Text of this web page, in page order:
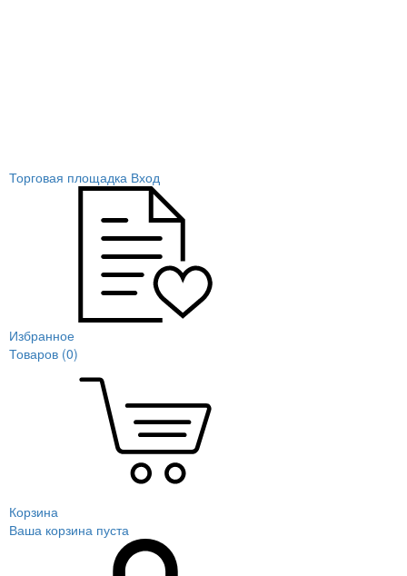
Торговая площадка Вход
Избранное
Товаров (0)
Корзина
Ваша корзина пуста